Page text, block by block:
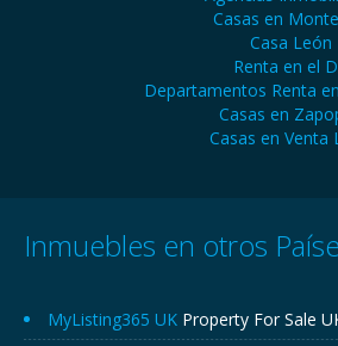
Casas en
Casa León
Renta en el
Departamentos Renta
Casas en
Casas en Venta
Inmuebles en otros
MyListing365 UK Property For Sale